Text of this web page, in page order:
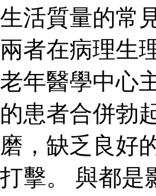
生活質量的常
兩者在病理生
老年醫學中心
的患者合併勃
磨，缺乏良好
打擊。 與都是